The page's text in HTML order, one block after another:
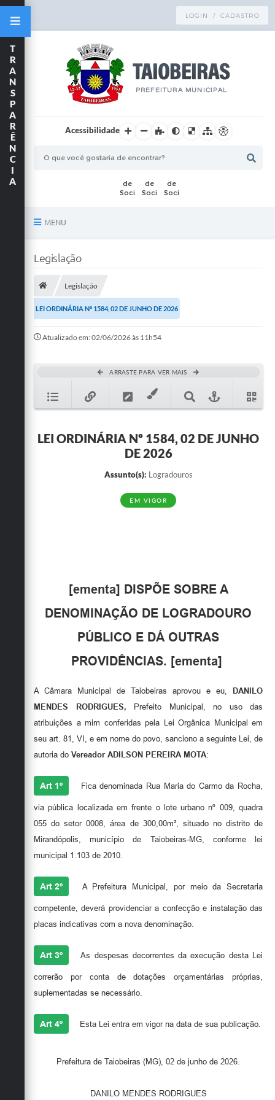
LOGIN / CADASTRO
Acessibilidade
MENU
Publicações
A Prefeitura
Ouvidoria
Legislação
Agenda
Galeria de Fotos
Galeria de Vídeos
Enquete
Telefones Úteis
Contato
Sala M. do Empreendedor
Secretarias
T
R
A
N
S
P
A
R
Ê
N
C
I
A
Legislação
Legislação
LEI ORDINÁRIA Nº 1584, 02 DE JUNHO DE 2026
Atualizado em: 02/06/2026 às 11h54
ARRASTE PARA VER MAIS
LEI ORDINÁRIA Nº 1584, 02 DE JUNHO
DE 2026
Assunto(s): Logradouros
EM VIGOR
[ementa] DISPÕE SOBRE A
DENOMINAÇÃO DE LOGRADOURO
PÚBLICO E DÁ OUTRAS
PROVIDÊNCIAS. [ementa]
A Câmara Municipal de Taiobeiras aprovou e eu,
DANILO
MENDES RODRIGUES,
Prefeito Municipal, no uso das
atribuições a mim conferidas pela Lei Orgânica Municipal em
seu art. 81, VI, e em nome do povo, sanciono a seguinte Lei, de
autoria do Vereador ADILSON PEREIRA MOTA:
Art 1º Fica denominada Rua Maria do Carmo da Rocha,
via pública localizada em frente o lote urbano nº 009, quadra
055 do setor 0008, área de 300,00m², situado no distrito de
Mirandópolis, município de Taiobeiras-MG, conforme lei
municipal 1.103 de 2010.
Art 2º A Prefeitura Municipal, por meio da Secretaria
competente, deverá providenciar a confecção e instalação das
placas indicativas com a nova denominação.
Art 3º As despesas decorrentes da execução desta Lei
correrão por conta de dotações orçamentárias próprias,
suplementadas se necessário.
Art 4º Esta Lei entra em vigor na data de sua publicação.
Prefeitura de Taiobeiras (MG), 02 de junho de 2026.
DANILO MENDES RODRIGUES